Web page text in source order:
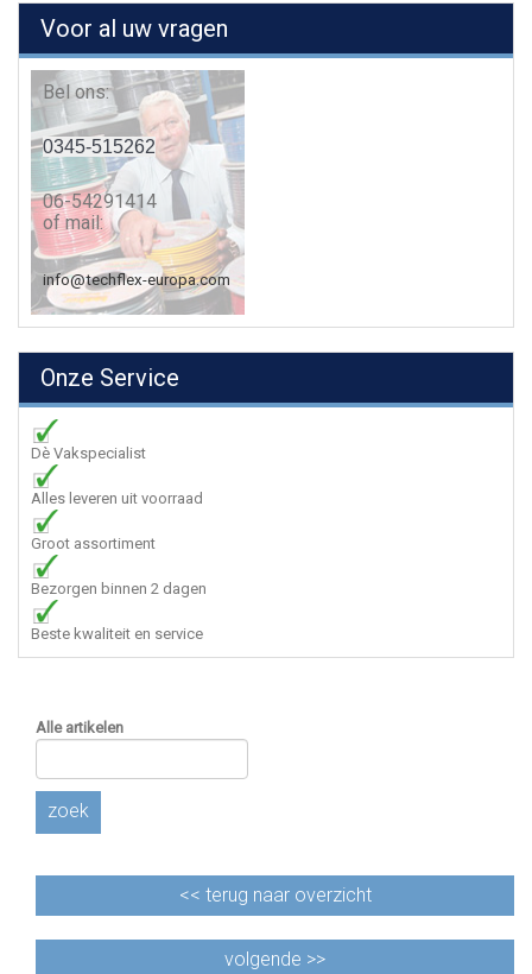
Voor al uw vragen
Bel ons:
0345-515262
06-54291414
of mail:
info@techflex-europa.com
Onze Service
Dè Vakspecialist
Alles leveren uit voorraad
Groot assortiment
Bezorgen binnen 2 dagen
Beste kwaliteit en service
Alle artikelen
zoek
<< terug naar overzicht
volgende >>